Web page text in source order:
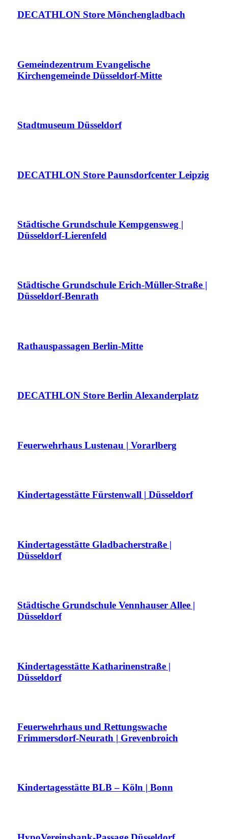
DECATHLON Store Mönchengladbach
Gemeindezentrum Evangelische
Kirchengemeinde Düsseldorf-Mitte
Stadtmuseum Düsseldorf
DECATHLON Store Paunsdorfcenter Leipzig
Städtische Grundschule Kempgensweg |
Düsseldorf-Lierenfeld
Städtische Grundschule Erich-Müller-Straße |
Düsseldorf-Benrath
Rathauspassagen Berlin-Mitte
DECATHLON Store Berlin Alexanderplatz
Feuerwehrhaus Lustenau | Vorarlberg
Kindertagesstätte Fürstenwall | Düsseldorf
Kindertagesstätte Gladbacherstraße |
Düsseldorf
Städtische Grundschule Vennhauser Allee |
Düsseldorf
Kindertagesstätte Katharinenstraße |
Düsseldorf
Feuerwehrhaus und Rettungswache
Frimmersdorf-Neurath | Grevenbroich
Kindertagesstätte BLB – Köln | Bonn